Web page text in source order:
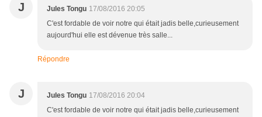
J Jules Tongu 17/08/2016 20:05
C'est fordable de voir notre qui était jadis belle,curieusement
aujourd'hui elle est dévenue très salle...
Répondre
J Jules Tongu 17/08/2016 20:04
C'est fordable de voir notre qui était jadis belle,curieusement